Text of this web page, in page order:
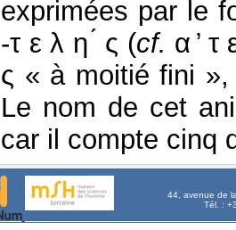
exprimées par le
-τ ε λ η ́ ς (cf. α ̓ τ
ς « à moitié fini
Le nom de cet
car il compte cinq
44, avenue de
Tél. :